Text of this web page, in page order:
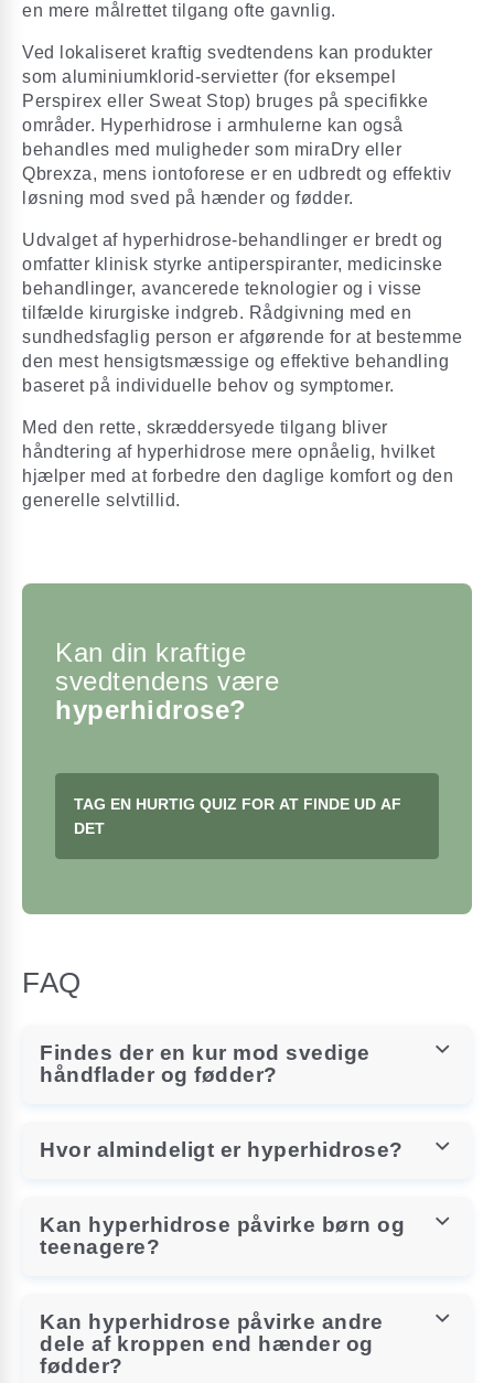
en mere målrettet tilgang ofte gavnlig.
Ved lokaliseret kraftig svedtendens kan produkter
som aluminiumklorid-servietter (for eksempel
Perspirex eller Sweat Stop) bruges på specifikke
områder. Hyperhidrose i armhulerne kan også
behandles med muligheder som miraDry eller
Qbrexza, mens iontoforese er en udbredt og effektiv
løsning mod sved på hænder og fødder.
Udvalget af hyperhidrose-behandlinger er bredt og
omfatter klinisk styrke antiperspiranter, medicinske
behandlinger, avancerede teknologier og i visse
tilfælde kirurgiske indgreb. Rådgivning med en
sundhedsfaglig person er afgørende for at bestemme
den mest hensigtsmæssige og effektive behandling
baseret på individuelle behov og symptomer.
Med den rette, skræddersyede tilgang bliver
håndtering af hyperhidrose mere opnåelig, hvilket
hjælper med at forbedre den daglige komfort og den
generelle selvtillid.
Kan din kraftige
svedtendens være
hyperhidrose?
TAG EN HURTIG QUIZ FOR AT FINDE UD AF
DET
FAQ
Findes der en kur mod svedige
håndflader og fødder?
Hvor almindeligt er hyperhidrose?
Kan hyperhidrose påvirke børn og
teenagere?
Kan hyperhidrose påvirke andre
dele af kroppen end hænder og
fødder?